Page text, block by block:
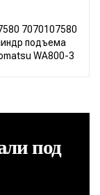
7070107580
подъема
WA800-3
под